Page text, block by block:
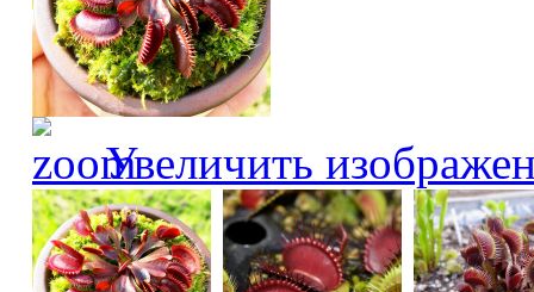
Увеличить